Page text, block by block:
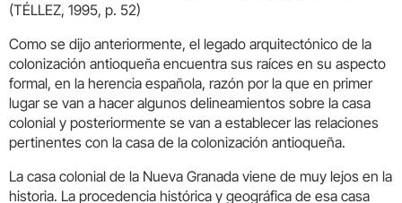
(TÉLLEZ, 1995, p. 52)
Como se dijo anteriormente, el legado arquitectónico de la
colonización antioqueña encuentra sus raíces en su aspecto
formal, en la herencia española, razón por la que en primer
lugar se van a hacer algunos delineamientos sobre la casa
colonial y posteriormente se van a establecer las relaciones
pertinentes con la casa de la colonización antioqueña.
La casa colonial de la Nueva Granada viene de muy lejos en la
historia. La procedencia histórica y geográfica de esa casa